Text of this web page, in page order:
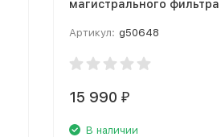
магистрального фильтра
Артикул: g50648
15 990 ₽
В наличии